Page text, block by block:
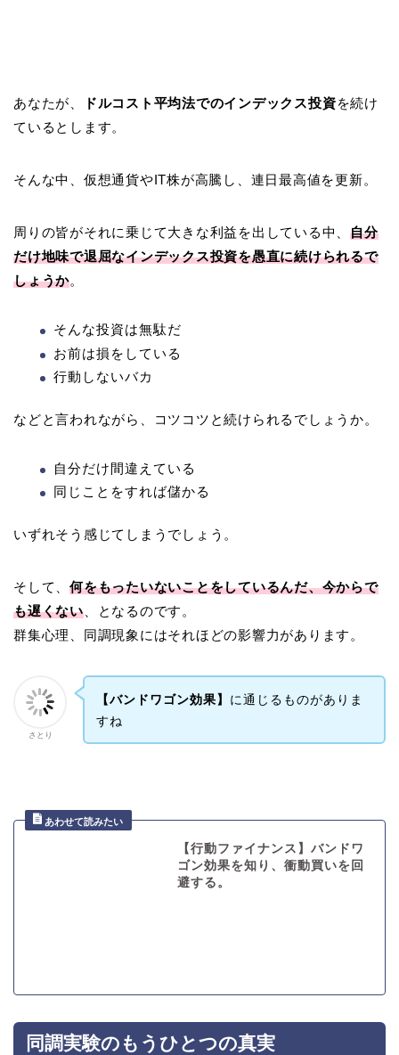
あなたが、 ドルコスト平均法でのインデックス投資を続け
ているとします。
そんな中、仮想通貨やIT株が高騰し、連日最高値を更新。
周りの皆がそれに乗じて大きな利益を出している中、自分
だけ地味で退屈なインデックス投資を愚直に続けられるで
しょうか。
そんな投資は無駄だ
お前は損をしている
行動しないバカ
などと言われながら、コツコツと続けられるでしょうか。
自分だけ間違えている
同じことをすれば儲かる
いずれそう感じてしまうでしょう。
そして、何をもったいないことをしているんだ、今からで
も遅くない、となるのです。
群集心理、同調現象にはそれほどの影響力があります。
さとり
【バンドワゴン効果】 に通じるものがありま
すね
【行動ファイナンス】バンドワ
ゴン効果を知り、衝動買いを回
避する。
同調実験のもうひとつの真実